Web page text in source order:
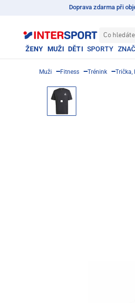
Doprava zdarma při
Co
ŽENY MUŽI DĚTI SPORTY
Muži Fitness Trénink Trička,